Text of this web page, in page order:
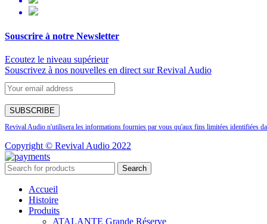
Souscrire à notre Newsletter
Ecoutez le niveau supérieur
Souscrivez à nos nouvelles en direct sur Revival Audio
Revival Audio n'utilisera les informations fournies par vous qu'aux fins limitées identifiées
Copyright © Revival Audio 2022
Search
Accueil
Histoire
Produits
ATALANTE Grande Réserve